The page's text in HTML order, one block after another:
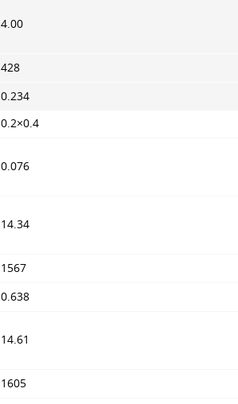
4.00
428
0.234
0.2×0.4
0.076
14.34
1567
0.638
14.61
1605